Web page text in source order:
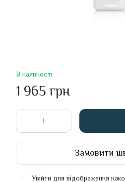
В наявності
1 965 грн
Замовити
Увійти для відображення